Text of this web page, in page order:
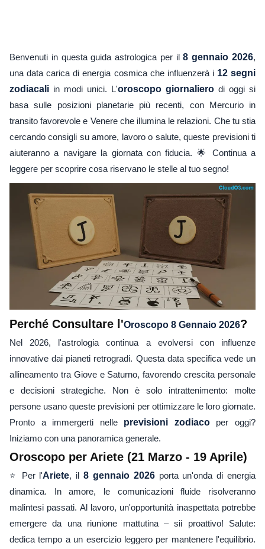
Benvenuti in questa guida astrologica per il8 gennaio 2026,
una data carica di energia cosmica che influenzerà i 12 segni
zodiacali in modi unici. L'oroscopo giornaliero di oggi si
basa sulle posizioni planetarie più recenti, con Mercurio in
transito favorevole e Venere che illumina le relazioni. Che tu stia
cercando consigli su amore, lavoro o salute, queste previsioni ti
aiuteranno a navigare la giornata con fiducia. 🌟 Continua a
leggere per scoprire cosa riservano le stelle al tuo segno!
Perché Consultare l'Oroscopo 8 Gennaio 2026?
Nel 2026, l'astrologia continua a evolversi con influenze
innovative dai pianeti retrogradi. Questa data specifica vede un
allineamento tra Giove e Saturno, favorendo crescita personale
e decisioni strategiche. Non è solo intrattenimento: molte
persone usano queste previsioni per ottimizzare le loro giornate.
Pronto a immergerti nelle previsioni zodiacoper oggi?
Iniziamo con una panoramica generale.
Oroscopo per Ariete (21 Marzo - 19 Aprile)
⭐ Per l'Ariete, il8 gennaio 2026porta un'onda di energia
dinamica. In amore, le comunicazioni fluide risolveranno
malintesi passati. Al lavoro, un'opportunità inaspettata potrebbe
emergere da una riunione mattutina – sii proattivo! Salute:
dedica tempo a un esercizio leggero per mantenere l'equilibrio.